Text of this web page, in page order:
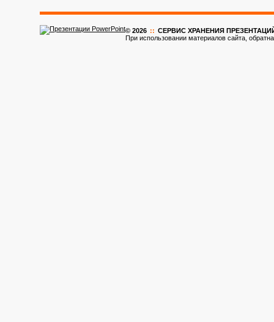
© 2026 :: CЕРВИС ХРАНЕНИЯ ПРЕЗЕНТАЦИЙ
При использовании материалов сайта,